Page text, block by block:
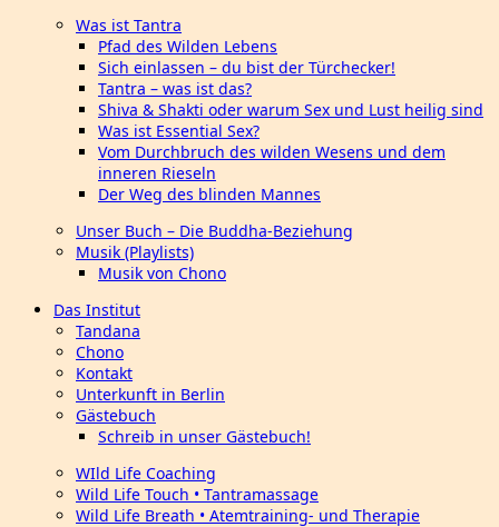
Was ist Tantra
Pfad des Wilden Lebens
Sich einlassen – du bist der Türchecker!
Tantra – was ist das?
Shiva & Shakti oder warum Sex und Lust heilig sind
Was ist Essential Sex?
Vom Durchbruch des wilden Wesens und dem
inneren Rieseln
Der Weg des blinden Mannes
Unser Buch – Die Buddha-Beziehung
Musik (Playlists)
Musik von Chono
Das Institut
Tandana
Chono
Kontakt
Unterkunft in Berlin
Gästebuch
Schreib in unser Gästebuch!
WIld Life Coaching
Wild Life Touch • Tantramassage
Wild Life Breath • Atemtraining- und Therapie